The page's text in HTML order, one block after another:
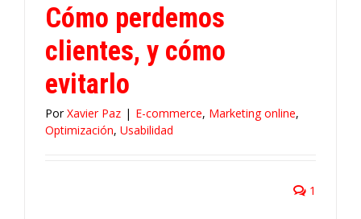
Cómo perdemos
clientes, y cómo
evitarlo
PorXavier Paz | E-commerce, Marketing online,
Optimización, Usabilidad
1